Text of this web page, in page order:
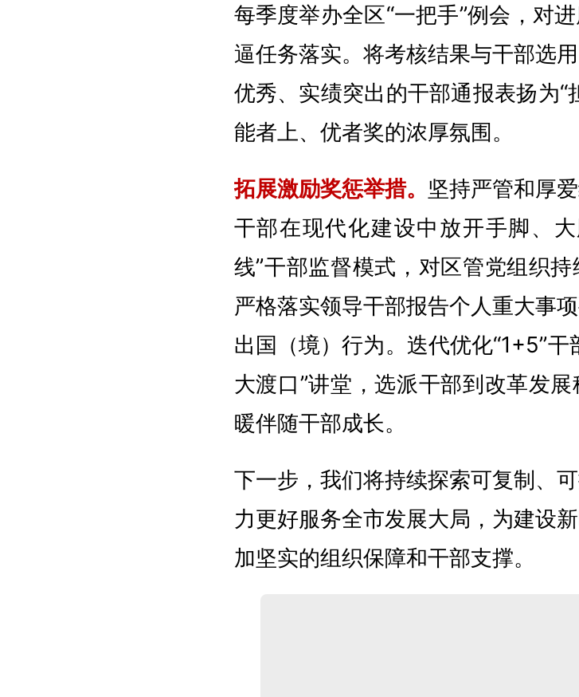
每季度举办全区“一把手”例会，对
逼任务落实。将考核结果与干部选
优秀、实绩突出的干部通报表扬为“
能者上、优者奖的浓厚氛围。
拓展激励奖惩举措。 坚持严管和厚
干部在现代化建设中放开手脚、
线”干部监督模式，对区管党组织
严格落实领导干部报告个人重大事
出国（境）行为。迭代优化“1+5”
大渡口”讲堂，选派干部到改革发
暖伴随干部成长。
下一步，我们将持续探索可复制、
力更好服务全市发展大局，为建设
加坚实的组织保障和干部支撑。